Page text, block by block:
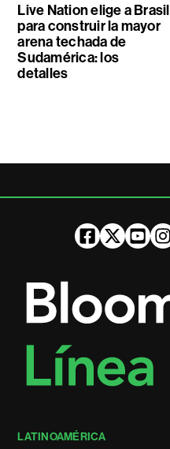
Live Nation elige a Brasil
para construir la mayor
arena techada de
Sudamérica: los
detalles
LATINOAMÉRICA